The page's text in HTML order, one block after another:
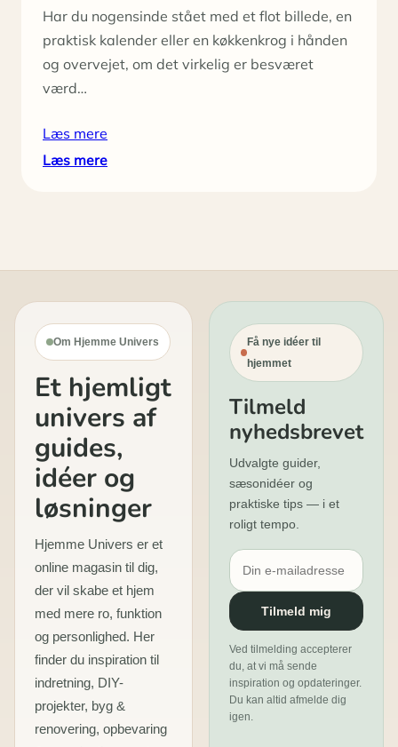
Har du nogensinde stået med et flot billede, en
praktisk kalender eller en køkkenkrog i hånden
og overvejet, om det virkelig er besværet
værd…
Læs mere
Læs mere:
til
projekt
Om Hjemme Univers
Et hjemligt
univers af
guides,
idéer og
løsninger
Hjemme Univers er et
online magasin til dig,
der vil skabe et hjem
med mere ro, funktion
og personlighed. Her
finder du inspiration til
indretning, DIY-
projekter, byg &
renovering, opbevaring
Få nye idéer til
hjemmet
Tilmeld
nyhedsbrevet
Udvalgte guider,
sæsonidéer og
praktiske tips — i et
roligt tempo.
Tilmeld mig
Ved tilmelding accepterer
du, at vi må sende
inspiration og opdateringer.
Du kan altid afmelde dig
igen.